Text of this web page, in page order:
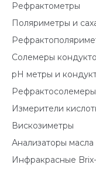
Рефрактометры
Поляриметры и
Солемеры
pH метры и
Рефрактосолемеры
Измерители
Вискозиметры
Анализаторы масла
Инфракрасные